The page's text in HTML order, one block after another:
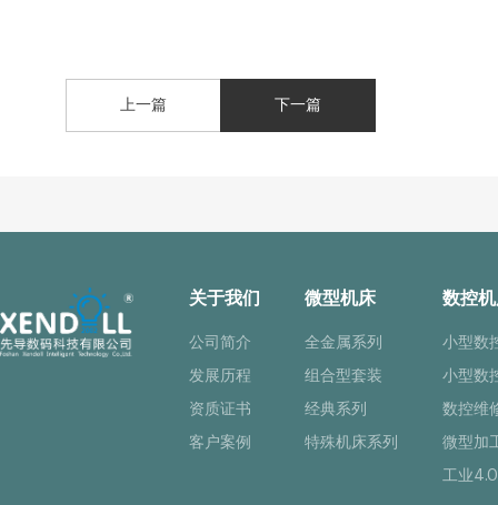
上一篇 下一篇
关于我们
公司简介
发展历程
资质证书
客户案例
微型机床
全金属系列
组合型套装
经典系列
特殊机床系列
数控
小型数
小型数
数控维
微型加
工业4.0